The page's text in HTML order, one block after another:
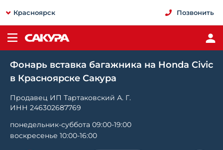
Красноярск Позвонить
Фонарь вставка багажника на Honda Civic
в Красноярске Сакура
Продавец ИП Тартаковский А. Г.
ИНН 246302687769
понедельник-суббота 09:00-19:00
воскресенье 10:00-16:00